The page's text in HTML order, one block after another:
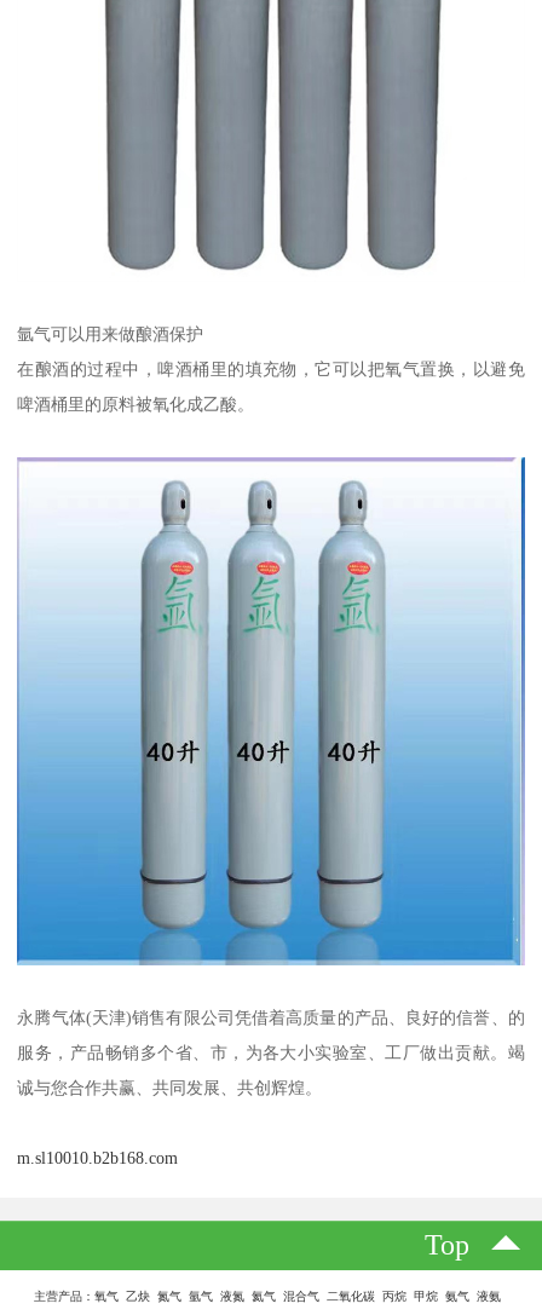
氩气可以用来做酿酒保护
在酿酒的过程中，啤酒桶里的填充物，它可以把氧气置换，以避免
啤酒桶里的原料被氧化成乙酸。
永腾气体(天津)销售有限公司凭借着高质量的产品、良好的信誉、的
服务，产品畅销多个省、市，为各大小实验室、工厂做出贡献。竭
诚与您合作共赢、共同发展、共创辉煌。
m.sl10010.b2b168.com
Top
主营产品：氧气 乙炔 氮气 氩气 液氮 氦气 混合气 二氧化碳 丙烷 甲烷 氨气 液氨